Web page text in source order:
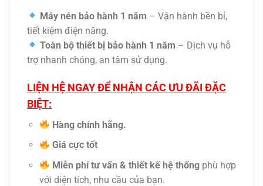
Máy nén bảo hành 1 năm – Vận hành bền bỉ,
tiết kiệm điện năng.
Toàn bộ thiết bị bảo hành 1 năm – Dịch vụ hỗ
trợ nhanh chóng, an tâm sử dụng.
LIỆN HỆ NGAY ĐỂ NHẬN CÁC ƯU ĐÃI ĐẶC
BIỆT:
Hàng chính hãng.
Giá cực tốt
Miễn phí tư vấn & thiết kế hệ thống phù hợp
với diện tích, nhu cầu của bạn.